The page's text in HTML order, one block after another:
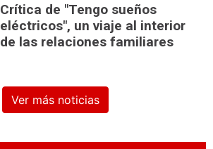
Crítica de "Tengo sueños
eléctricos", un viaje al interior
de las relaciones familiares
Ver más noticias